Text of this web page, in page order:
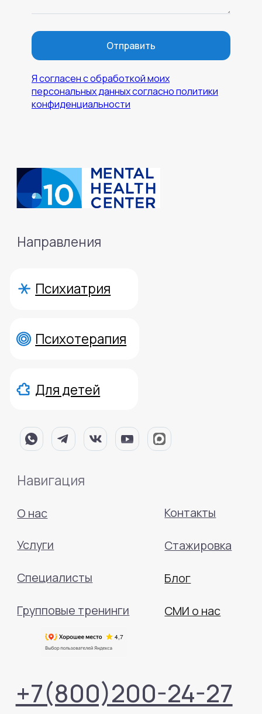
Отправить
Я согласен с обработкой моих
персональных данных согласно политики
конфиденциальности